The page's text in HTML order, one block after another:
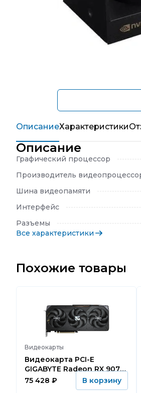
ОписаниеХарактеристики
Описание
Графический процессор
Производитель
Шина видеопамяти
Интерфейс
Разъемы
Все характеристики
Похожие товары
Видеокарты
Видеокарта PCI-E
GIGABYTE Radeon RX 9070
GAMING OC (GV-
R9070GAMING OC-16GD)
75 428 ₽ В корзину